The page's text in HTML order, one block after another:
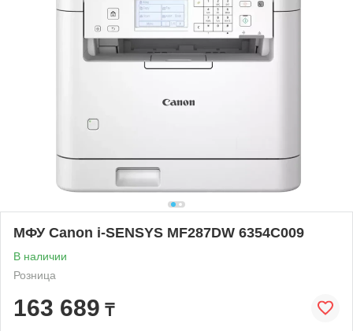
МФУ Canon i-SENSYS MF287DW 6354C009
В наличии
Розница
163 689 ₸